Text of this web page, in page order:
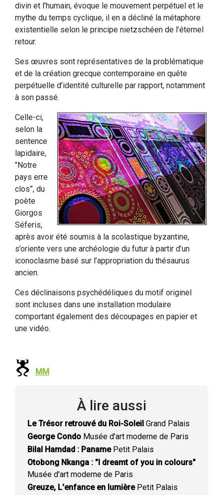
divin et l’humain, évoque le mouvement perpétuel et le
mythe du temps cyclique, il en a décliné la métaphore
existentielle selon le principe nietzschéen de l’éternel
retour.
Ses œuvres sont représentatives de la problématique
et de la création grecque contemporaine en quête
perpétuelle d’identité culturelle par rapport, notamment
à son passé.
Celle-ci,
selon la
sentence
lapidaire,
"Notre
pays erre
clos”, du
poète
Giorgos
Séferis,
après avoir été soumis à la scolastique byzantine,
s’oriente vers une archéologie du futur à partir d’un
iconoclasme basé sur l’appropriation du thésaurus
ancien.
Ces déclinaisons psychédéliques du motif originel
sont incluses dans une installation modulaire
comportant également des découpages en papier et
une vidéo.
MM
À lire aussi
Le Trésor retrouvé du Roi-Soleil Grand Palais
George Condo Musée d'art moderne de Paris
Bilal Hamdad : PanamePetit Palais
Otobong Nkanga : "I dreamt of you in colours"
Musée d'art moderne de Paris
Greuze, L'enfance en lumièrePetit Palais